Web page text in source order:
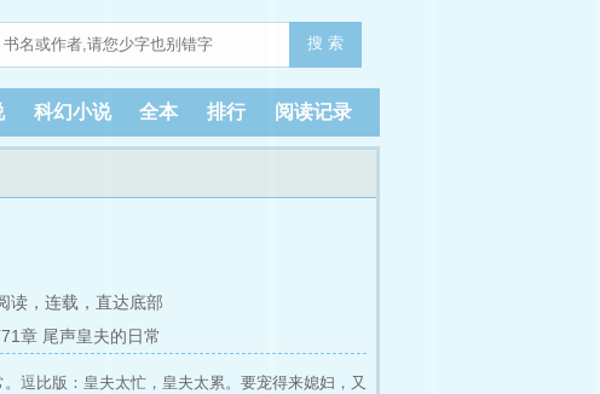
搜 索
科幻小说 全本 排行 阅读记录
读，连载， 直达底部
章 尾声皇夫的日常
逗比版：皇夫太忙，皇夫太累。要宠得来媳妇，又